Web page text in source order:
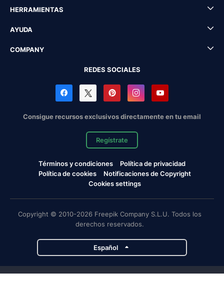
HERRAMIENTAS
AYUDA
COMPANY
REDES SOCIALES
Consigue recursos exclusivos directamente en tu email
Regístrate
Términos y condiciones
Política de privacidad
Política de cookies
Notificaciones de Copyright
Cookies settings
Copyright © 2010-2026 Freepik Company S.L.U. Todos los
derechos reservados.
Español